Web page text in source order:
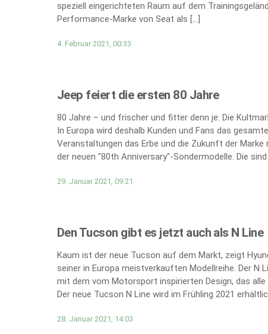
speziell eingerichteten Raum auf dem
Performance-Marke von Seat als […]
4. Februar 2021, 00:33
Jeep feiert die ersten 80 Jahre
80 Jahre – und frischer und fitter denn je: Die
In Europa wird deshalb Kunden und Fans das
Veranstaltungen das Erbe und die Zukunft der
der neuen "80th Anniversary"-Sondermodelle. Die
29. Januar 2021, 09:21
Den Tucson gibt es jetzt auch als N Line
Kaum ist der neue Tucson auf dem Markt, zeigt
seiner in Europa meistverkauften Modellreihe. Der
mit dem vom Motorsport inspirierten Design, das
Der neue Tucson N Line wird im Frühling 2021
28. Januar 2021, 14:03